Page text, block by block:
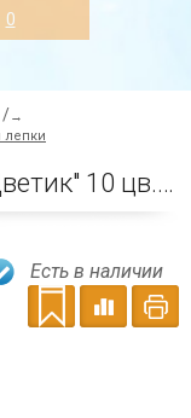
0
→
лепки
Набор пластилина серии "Цветик" 10 цв. со стеком
Есть в наличии